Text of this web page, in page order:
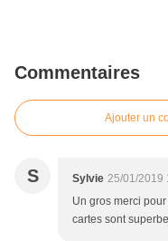
Commentaires
Ajouter un
S Sylvie 25/01/2019
Un gros merci
cartes sont